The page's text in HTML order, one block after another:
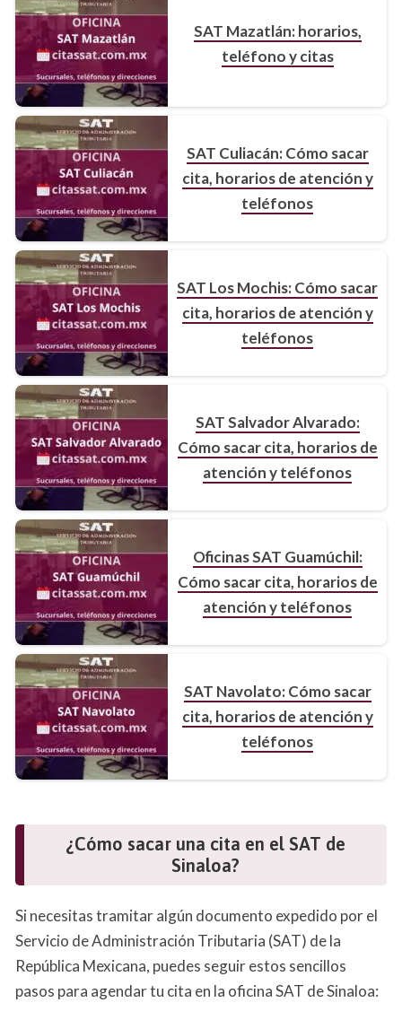
SAT Mazatlán: horarios,
teléfono y citas
SAT Culiacán: Cómo sacar
cita, horarios de atención y
teléfonos
SAT Los Mochis: Cómo sacar
cita, horarios de atención y
teléfonos
SAT Salvador Alvarado:
Cómo sacar cita, horarios de
atención y teléfonos
Oficinas SAT Guamúchil:
Cómo sacar cita, horarios de
atención y teléfonos
SAT Navolato: Cómo sacar
cita, horarios de atención y
teléfonos
¿Cómo sacar una cita en el SAT de
Sinaloa?
Si necesitas tramitar algún documento expedido por el
Servicio de Administración Tributaria (SAT) de la
República Mexicana, puedes seguir estos sencillos
pasos para agendar tu cita en la oficina SAT de Sinaloa: